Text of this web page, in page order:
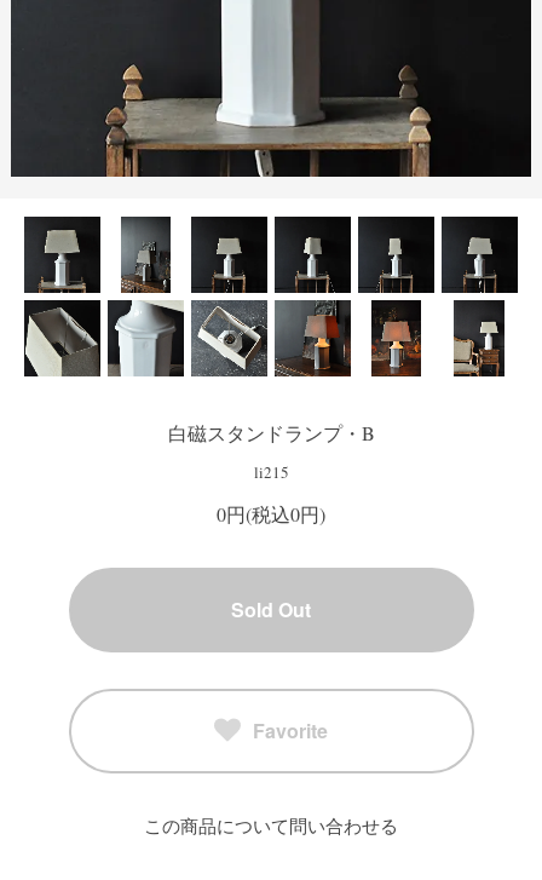
白磁スタンドランプ・B
li215
0円(税込0円)
Sold Out
Favorite
この商品について問い合わせる